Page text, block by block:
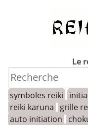
Le
symboles reiki
reiki karuna
grille
auto initiation